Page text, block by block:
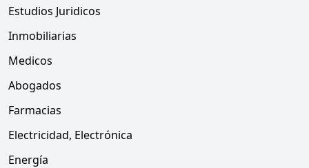
Estudios Juridicos
Inmobiliarias
Medicos
Abogados
Farmacias
Electricidad, Electrónica
Energía